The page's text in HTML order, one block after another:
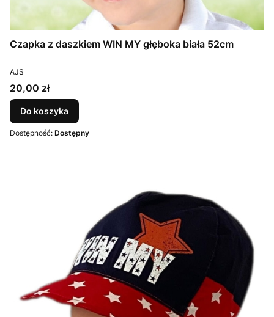
Czapka z daszkiem WIN MY głęboka biała 52cm
PRODUCENT
AJS
Cena
20,00 zł
Do koszyka
Dostępność: Dostępny